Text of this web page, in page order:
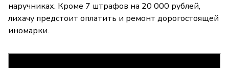
наручниках. Кроме 7 штрафов на 20 000 рублей,
лихачу предстоит оплатить и ремонт дорогостоящей
иномарки.